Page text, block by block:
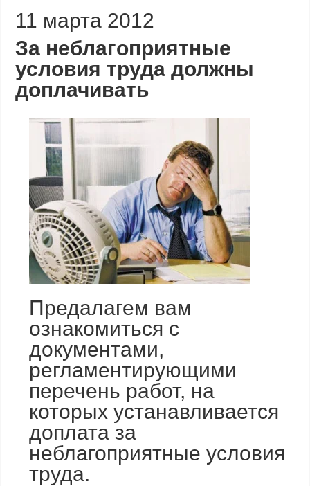
11 марта 2012
За неблагоприятные
условия труда должны
доплачивать
Предалагем вам
ознакомиться с
документами,
регламентирующими
перечень работ, на
которых устанавливается
доплата за
неблагоприятные условия
труда.